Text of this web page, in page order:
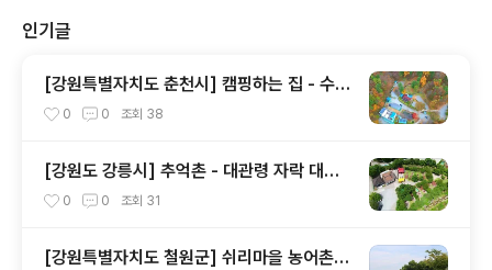
인기글
[강원특별자치도 춘천시] 캠핑하는 집 - 수영
장과 아이들 놀이 공간
0 0 조회 38
[강원도 강릉시] 추억촌 - 대관령 자락 대관
령 옛길 초입에 추억촌
0 0 조회 31
[강원특별자치도 철원군] 쉬리마을 농어촌